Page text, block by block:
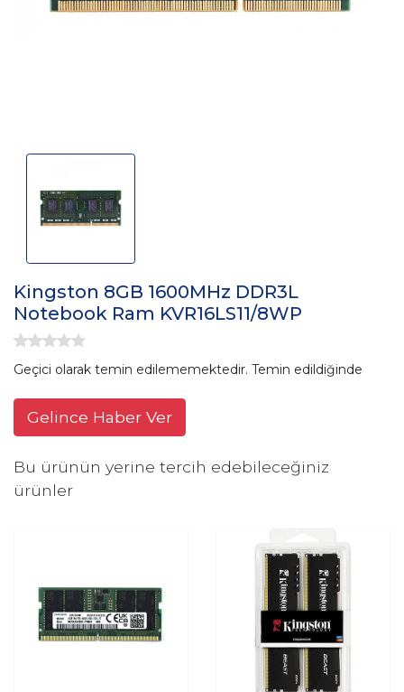
Kingston 8GB 1600MHz DDR3L
Notebook Ram KVR16LS11/8WP
Geçici olarak temin edilememektedir. Temin edildiğinde
Gelince Haber Ver
Bu ürünün yerine tercih edebileceğiniz
ürünler